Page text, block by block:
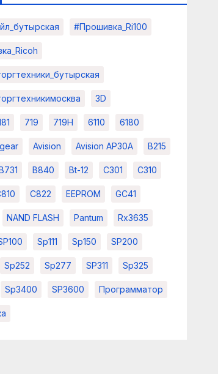
#прошивка_Ri100
3D
719 719H 6110 6180
Avision Avision AP30A B215
B840 Bt-12 C301 C310
C822 EEPROM GC41
NAND FLASH Pantum Rx3635
Sp111 Sp150 SP200
Sp252 Sp277 SP311 Sp325
Sp3400 SP3600 Программатор